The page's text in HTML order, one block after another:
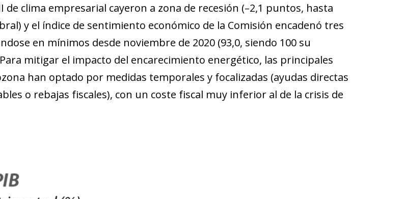
de clima empresarial cayeron a zona de recesión (–2,1 puntos, hasta
y el índice de sentimiento económico de la Comisión encadenó tres
en mínimos desde noviembre de 2020 (93,0, siendo 100 su
mitigar el impacto del encarecimiento energético, las principales
han optado por medidas temporales y focalizadas (ayudas directas
o rebajas fiscales), con un coste fiscal muy inferior al de la crisis de